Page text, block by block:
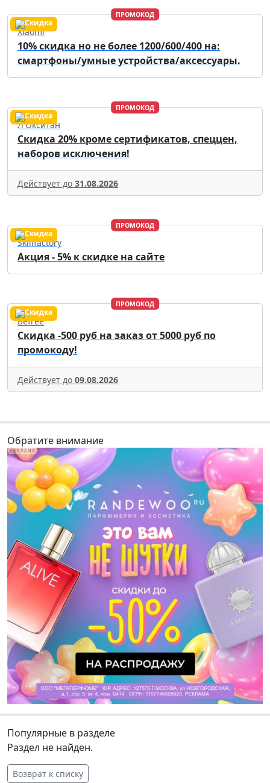
ПРОМОКОД
Xiaomi
10% скидка но не более 1200/600/400 на:
смартфоны/умные устройства/аксессуары.
ПРОМОКОД
Л'Окситан
Скидка 20% кроме сертификатов, спеццен,
наборов исключения!
Действует до 31.08.2026
ПРОМОКОД
Skillfactory
Акция - 5% к скидке на сайте
ПРОМОКОД
Befree
Скидка -500 руб на заказ от 5000 руб по
промокоду!
Действует до 09.08.2026
Обратите внимание
Популярные в разделе
Раздел не найден.
Возврат к списку